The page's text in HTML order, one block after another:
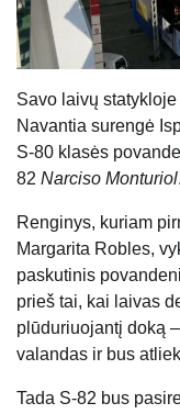
Savo laivų
Navantia surengė
S-80 klasės
82 Narciso Monturiol.
Renginys, kuriam
Margarita Robles,
paskutinis
prieš tai, kai laivas
plūduriuojantį doką
valandas ir bus
Tada S-82 bus